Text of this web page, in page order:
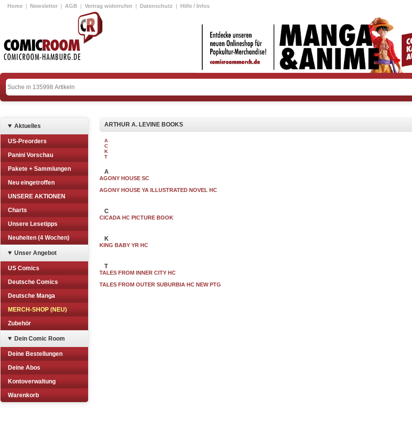
Home | Newsletter | AGB | Vertrag widerrufen | Datenschutz | Hilfe / Infos
Aktuelles
US-Preorders
Panini Vorschau
Pakete + Sammlungen
Neu eingetroffen
UNSERE AKTIONEN
Charts
Unsere Lesetipps
Neuheiten (4 Wochen)
Unser Angebot
US Comics
Deutsche Comics
Deutsche Manga
MERCH-SHOP (NEU)
Zubehör
Dein Comic Room
Deine Bestellungen
Deine Abos
Kontoverwaltung
Warenkorb
ARTHUR A. LEVINE BOOKS
A
C
K
T
A
AGONY HOUSE SC
AGONY HOUSE YA ILLUSTRATED NOVEL HC
C
CICADA HC PICTURE BOOK
K
KING BABY YR HC
T
TALES FROM INNER CITY HC
TALES FROM OUTER SUBURBIA HC NEW PTG